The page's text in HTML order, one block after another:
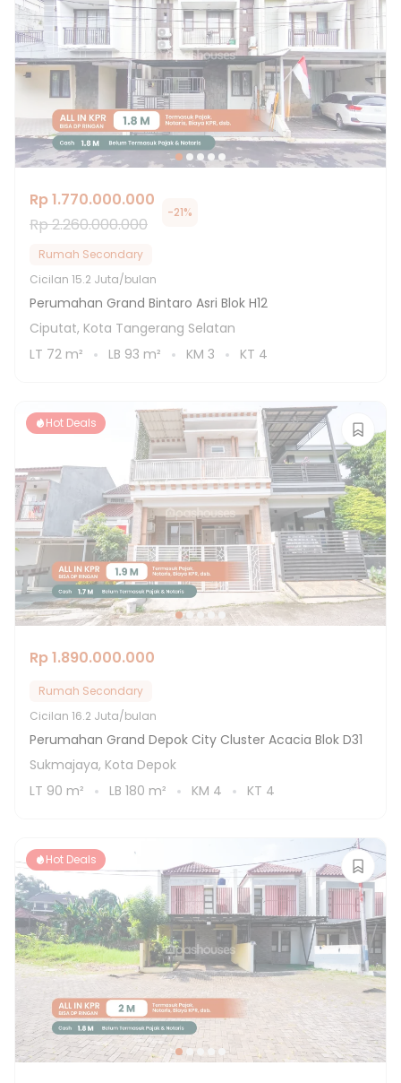
Rp 1.770.000.000
Rp 2.260.000.000
-21%
Rumah Secondary
Cicilan 15.2 Juta/bulan
Perumahan Grand Bintaro Asri Blok H12
Ciputat, Kota Tangerang Selatan
LT 72 m² LB 93 m² KM 3 KT 4
Hot Deals
Rp 1.890.000.000
Rumah Secondary
Cicilan 16.2 Juta/bulan
Perumahan Grand Depok City Cluster Acacia Blok D31
Sukmajaya, Kota Depok
LT 90 m² LB 180 m² KM 4 KT 4
Hot Deals